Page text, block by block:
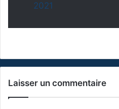
2021
Laisser un commentaire